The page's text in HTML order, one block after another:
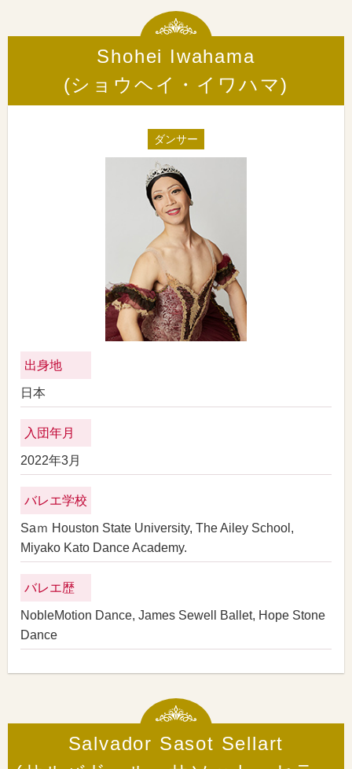
Shohei Iwahama
(ショウヘイ・イワハマ)
ダンサー
出身地
日本
入団年月
2022年3月
バレエ学校
Saｍ Houston State University, The Ailey School,
Miyako Kato Dance Academy.
バレエ歴
NobleMotion Dance, James Sewell Ballet, Hope Stone
Dance
Salvador Sasot Sellart